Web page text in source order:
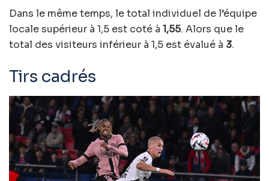
Dans le même temps, le total individuel de l’équipe
locale supérieur à 1,5 est coté à 1,55. Alors que le
total des visiteurs inférieur à 1,5 est évalué à 3.
Tirs cadrés